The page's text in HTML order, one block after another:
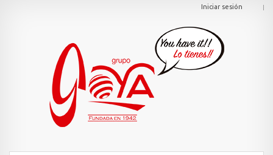
Iniciar sesión